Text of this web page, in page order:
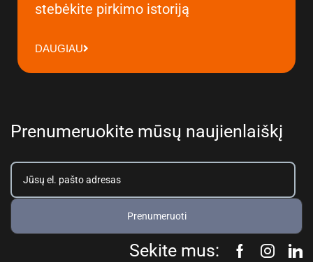
stebėkite pirkimo istoriją
DAUGIAU
Prenumeruokite mūsų naujienlaiškį
Prenumeruoti
Sekite mus: